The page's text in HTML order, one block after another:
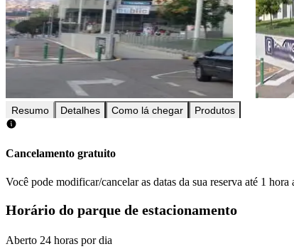
Resumo Detalhes Como lá chegar Produtos
Cancelamento gratuito
Você pode modificar/cancelar as datas da sua reserva até 1 hora
Horário do parque de estacionamento
Aberto 24 horas por dia